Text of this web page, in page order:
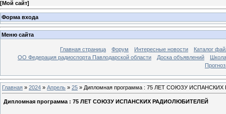
[Мой сайт]
Форма входа
Меню сайта
Главная страница Форум Интересные новости
Каталог
ОО Федерация радиоспорта Павлодарской области
Доска объявлений
Главная » 2024 » Апрель » 25 » Дипломная программа : 75 ЛЕТ СОЮЗУ
Дипломная программа : 75 ЛЕТ СОЮЗУ ИСПАНСКИХ РАДИОЛЮБИТЕЛЕЙ